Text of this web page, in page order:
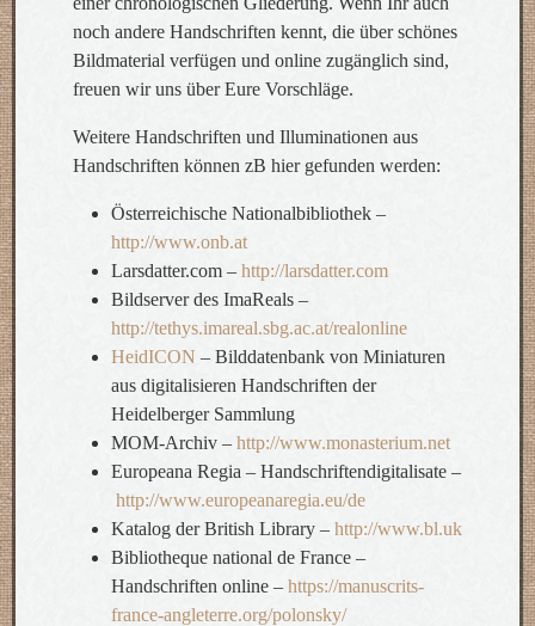
noch andere Handschriften kennt, die über schönes
Bildmaterial verfügen und online zugänglich sind,
freuen wir uns über Eure Vorschläge.
Weitere Handschriften und Illuminationen aus
Handschriften können zB hier gefunden werden:
Österreichische Nationalbibliothek –
http://www.onb.at
Larsdatter.com – http://larsdatter.com
Bildserver des ImaReals –
http://tethys.imareal.sbg.ac.at/realonline
HeidICON – Bilddatenbank von Miniaturen
aus digitalisieren Handschriften der
Heidelberger Sammlung
MOM-Archiv – http://www.monasterium.net
Europeana Regia – Handschriftendigitalisate –
http://www.europeanaregia.eu/de
Katalog der British Library – http://www.bl.uk
Bibliotheque national de France –
Handschriften online – https://manuscrits-
france-angleterre.org/polonsky/